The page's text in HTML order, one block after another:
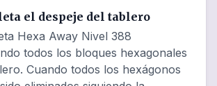
el despeje del tablero
Hexa Away Nivel 388
todos los bloques hexagonales
Cuando todos los hexágonos